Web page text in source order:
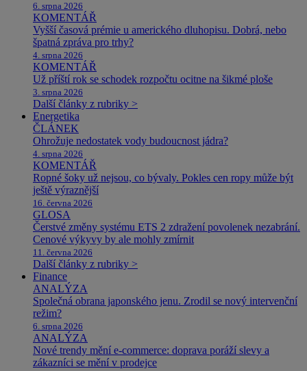
6. srpna 2026
KOMENTÁŘ
Vyšší časová prémie u amerického dluhopisu. Dobrá, nebo
špatná zpráva pro trhy?
4. srpna 2026
KOMENTÁŘ
Už příští rok se schodek rozpočtu ocitne na šikmé ploše
3. srpna 2026
Další články z rubriky >
Energetika
ČLÁNEK
Ohrožuje nedostatek vody budoucnost jádra?
4. srpna 2026
KOMENTÁŘ
Ropné šoky už nejsou, co bývaly. Pokles cen ropy může být
ještě výraznější
16. června 2026
GLOSA
Čerstvé změny systému ETS 2 zdražení povolenek nezabrání.
Cenové výkyvy by ale mohly zmírnit
11. června 2026
Další články z rubriky >
Finance
ANALÝZA
Společná obrana japonského jenu. Zrodil se nový intervenční
režim?
6. srpna 2026
ANALÝZA
Nové trendy mění e-commerce: doprava poráží slevy a
zákazníci se mění v prodejce